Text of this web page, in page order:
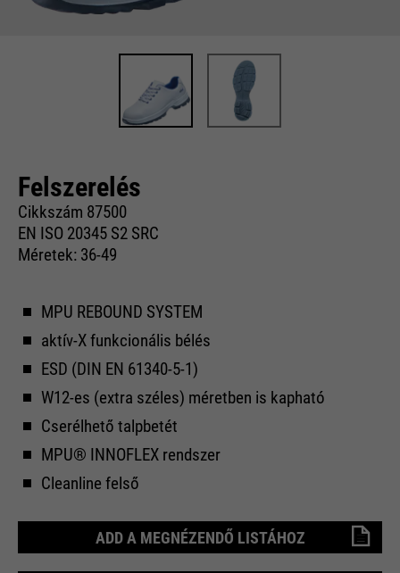
Felszerelés
Cikkszám 87500
EN ISO 20345 S2 SRC
Méretek: 36-49
MPU REBOUND SYSTEM
aktív-X funkcionális bélés
ESD (DIN EN 61340-5-1)
W12-es (extra széles) méretben is kapható
Cserélhető talpbetét
MPU® INNOFLEX rendszer
Cleanline felső
ADD A MEGNÉZENDŐ LISTÁHOZ